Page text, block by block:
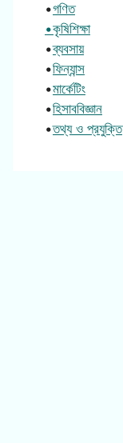
•গণিত
•কৃষিশিক্ষা
•ব্যবসায়
•ফিন্যান্স
•মার্কেটিং
•হিসাববিজ্ঞান
•তথ্য ও প্রযুক্তি